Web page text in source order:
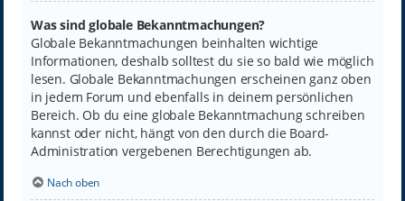
Was sind globale Bekanntmachungen?
Globale Bekanntmachungen beinhalten wichtige
Informationen, deshalb solltest du sie so bald wie möglich
lesen. Globale Bekanntmachungen erscheinen ganz oben
in jedem Forum und ebenfalls in deinem persönlichen
Bereich. Ob du eine globale Bekanntmachung schreiben
kannst oder nicht, hängt von den durch die Board-
Administration vergebenen Berechtigungen ab.
Nach oben